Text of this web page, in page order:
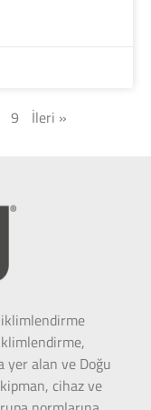
9 İleri »
iklimlendirme
yer alan ve Doğu
cihaz ve